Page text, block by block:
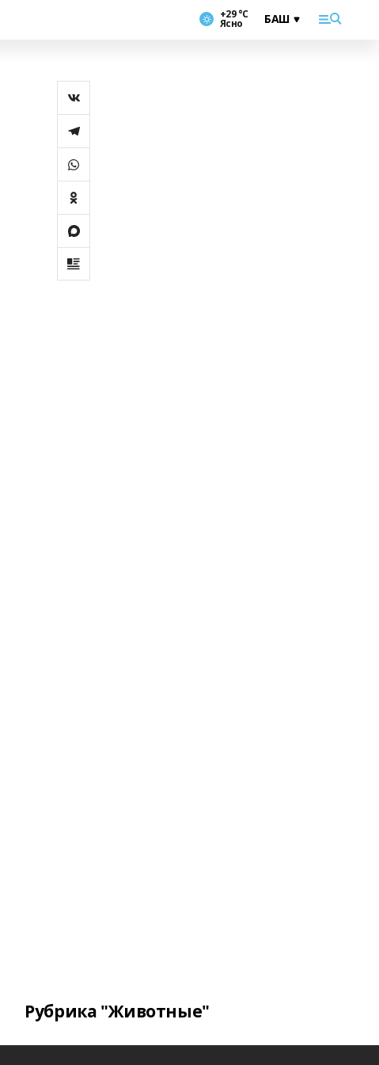
+29 °С
Ясно
Рубрика "Животные"